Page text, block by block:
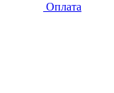
Оплата